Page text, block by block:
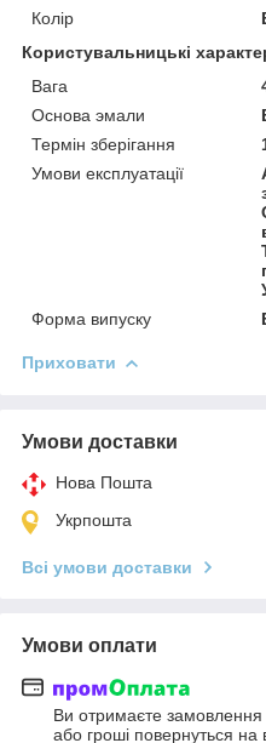
Колір
Користувальницькі
Вага
Основа эмали
Термін зберігання
Умови експлуатації
Форма випуску
Приховати
Умови доставки
Нова Пошта
Укрпошта
Всі умови доставки
Умови оплати
Ви отримаєте замовлення
або гроші повернуться на